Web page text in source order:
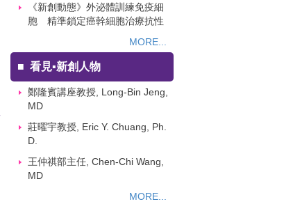
《新創動態》外泌體訓練免疫細
胞 精準鎖定癌幹細胞治療抗性
MORE...
■ 看見▪新創人物
鄭隆賓講座教授, Long-Bin Jeng,
MD
莊曜宇教授, Eric Y. Chuang, Ph.
D.
王仲祺部主任, Chen-Chi Wang,
MD
MORE...